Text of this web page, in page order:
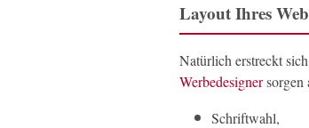
Layout Ihres
Natürlich erstreckt
Werbedesignersorgen
Schriftwahl,